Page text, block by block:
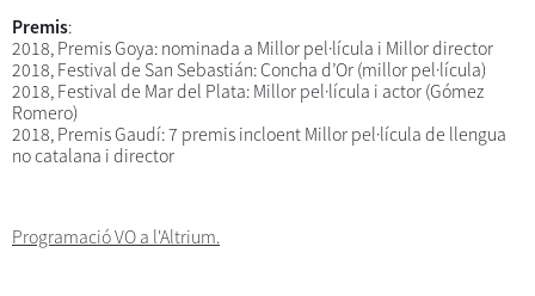
Premis:
2018, Premis Goya: nominada a Millor pel·lícula i Millor director
2018, Festival de San Sebastián: Concha d’Or (millor pel·lícula)
2018, Festival de Mar del Plata: Millor pel·lícula i actor (Gómez
Romero)
2018, Premis Gaudí: 7 premis incloent Millor pel·lícula de llengua
no catalana i director
Programació VO a l'Altrium.